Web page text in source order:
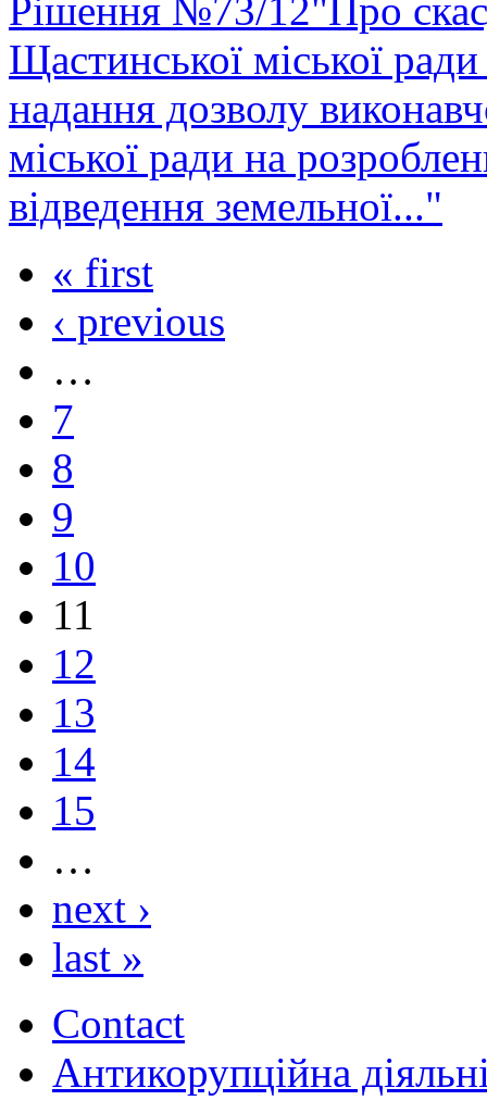
Рішення №73/12"Про
Щастинської міської
надання дозволу
міської ради на
відведення земельної..."
« first
‹ previous
…
7
8
9
10
11
12
13
14
15
…
next ›
last »
Contact
Антикорупційна